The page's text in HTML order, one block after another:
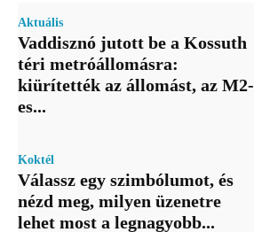
Aktuális
Vaddisznó jutott be a Kossuth
téri metróállomásra:
kiürítették az állomást, az M2-
es...
Koktél
Válassz egy szimbólumot, és
nézd meg, milyen üzenetre
lehet most a legnagyobb...